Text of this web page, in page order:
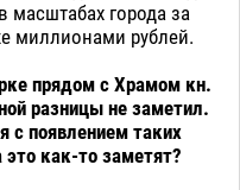
масштабах города за
миллионами рублей.
прядом с Храмом кн.
разницы не заметил.
с появлением таких
как-то заметят?